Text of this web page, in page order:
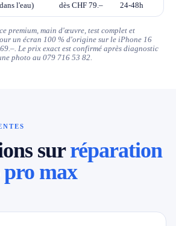
l'eau) dès CHF 79.– 24-48h
premium, main d'œuvre, test complet et
un écran 100 % d'origine sur le iPhone 16
Le prix exact est confirmé après diagnostic
photo au 079 716 53 82.
surréparation
pro max